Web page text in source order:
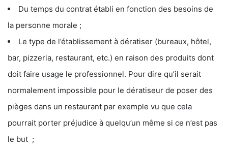
Du temps du contrat établi en fonction des besoins de
la personne morale ;
Le type de l’établissement à dératiser (bureaux, hôtel,
bar, pizzeria, restaurant, etc.) en raison des produits dont
doit faire usage le professionnel. Pour dire qu’il serait
normalement impossible pour le dératiseur de poser des
pièges dans un restaurant par exemple vu que cela
pourrait porter préjudice à quelqu’un même si ce n’est pas
le but ;